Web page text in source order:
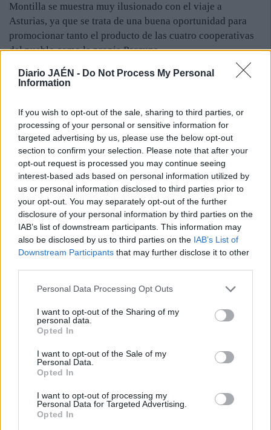
Diario JAÉN - Do Not Process My Personal
Information
If you wish to opt-out of the sale, sharing to third parties, or
processing of your personal or sensitive information for
targeted advertising by us, please use the below opt-out
section to confirm your selection. Please note that after your
opt-out request is processed you may continue seeing
interest-based ads based on personal information utilized by
us or personal information disclosed to third parties prior to
your opt-out. You may separately opt-out of the further
disclosure of your personal information by third parties on the
IAB’s list of downstream participants. This information may
also be disclosed by us to third parties on the IAB’s List of
Downstream Participants that may further disclose it to other
Personal Data Processing Opt Outs
I want to opt-out of the Sharing of my
personal data.
Opted In
I want to opt-out of the Sale of my
Personal Data.
Opted In
I want to opt-out of processing my
Personal Data for Targeted Advertising.
Opted In
Montilla se muestra muy ilusionado con el viaje a
Asturias, ya que se trata de una buena oportunidad para
promocionar tanto el producto de las cuatro cooperativas
del pueblo como la propia Porcuna.